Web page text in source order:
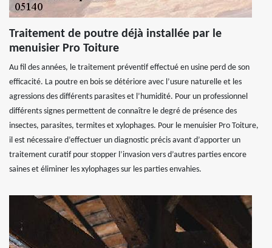
Traitement de poutre déjà installée par le
menuisier Pro Toiture
Au fil des années, le traitement préventif effectué en usine perd de son
efficacité. La poutre en bois se détériore avec l’usure naturelle et les
agressions des différents parasites et l’humidité. Pour un professionnel
différents signes permettent de connaître le degré de présence des
insectes, parasites, termites et xylophages. Pour le menuisier Pro Toiture,
il est nécessaire d’effectuer un diagnostic précis avant d’apporter un
traitement curatif pour stopper l’invasion vers d’autres parties encore
saines et éliminer les xylophages sur les parties envahies.